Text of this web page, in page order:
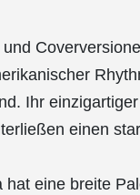
Ihr
einen
hat eine breite